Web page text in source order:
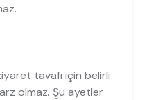
tavafı için belirli
olmaz. Şu ayetler